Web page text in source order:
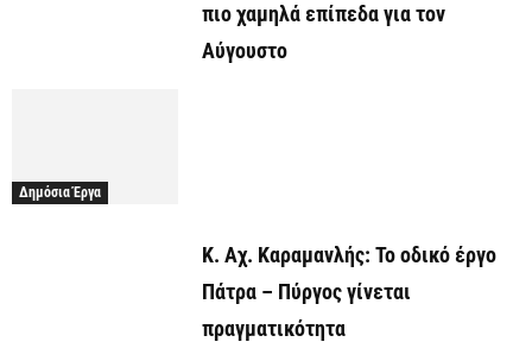
πιο χαμηλά επίπεδα για τον
Αύγουστο
Δημόσια Έργα
Κ. Αχ. Καραμανλής: Το οδικό έργο
Πάτρα – Πύργος γίνεται
πραγματικότητα